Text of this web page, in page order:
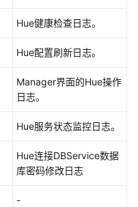
Hue健康检查日志。
Hue配置刷新日志。
Manager界面的Hue操作
日志。
Hue服务状态监控日志。
Hue连接DBService数据
库密码修改日志
-